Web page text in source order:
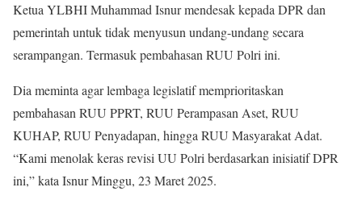
Ketua YLBHI Muhammad Isnur mendesak kepada DPR dan
pemerintah untuk tidak menyusun undang-undang secara
serampangan. Termasuk pembahasan RUU Polri ini.
Dia meminta agar lembaga legislatif memprioritaskan
pembahasan RUU PPRT, RUU Perampasan Aset, RUU
KUHAP, RUU Penyadapan, hingga RUU Masyarakat Adat.
“Kami menolak keras revisi UU Polri berdasarkan inisiatif DPR
ini,” kata Isnur Minggu, 23 Maret 2025.